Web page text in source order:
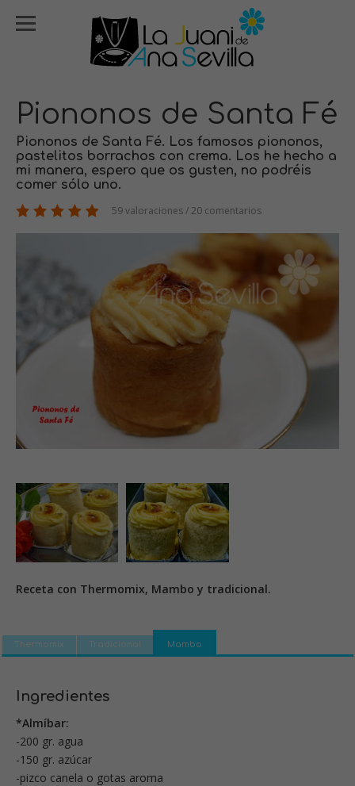
Piononos de Santa Fé
Piononos de Santa Fé. Los famosos piononos,
pastelitos borrachos con crema. Los he hecho a
mi manera, espero que os gusten, no podréis
comer sólo uno.
59 valoraciones / 20 comentarios
Receta con Thermomix, Mambo y tradicional.
Thermomix Tradicional Mambo
Ingredientes
*Almíbar:
-200 gr. agua
-150 gr. azúcar
-pizco canela o gotas aroma